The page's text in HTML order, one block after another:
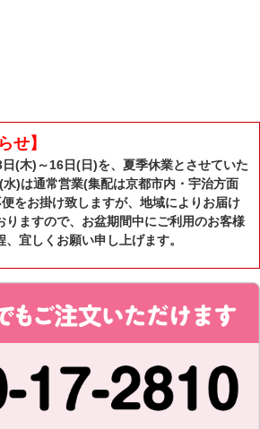
せ】
(木)～16日(日)を、夏季休業とさせていた
)は通常営業(集配は京都市内・宇治方面
をお掛け致しますが、地域によりお届け
りますので、お盆期間中にご利用のお客様
宜しくお願い申し上げます。